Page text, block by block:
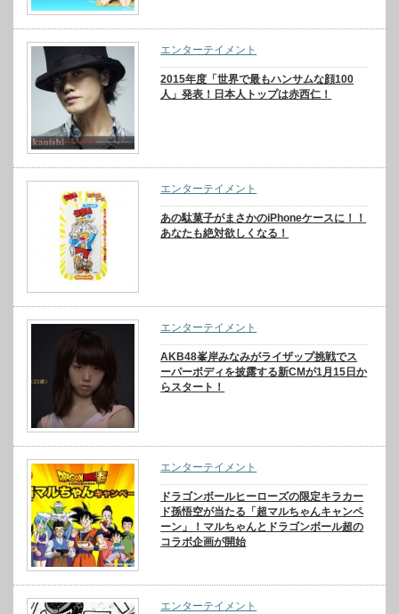
エンターテイメント
2015年度「世界で最もハンサムな顔100
人」発表！日本人トップは赤西仁！
エンターテイメント
あの駄菓子がまさかのiPhoneケースに！！
あなたも絶対欲しくなる！
エンターテイメント
AKB48峯岸みなみがライザップ挑戦でス
ーパーボディを披露する新CMが1月15日か
らスタート！
エンターテイメント
ドラゴンボールヒーローズの限定キラカー
ド孫悟空が当たる「超マルちゃんキャンペ
ーン」！マルちゃんとドラゴンボール超の
コラボ企画が開始
エンターテイメント